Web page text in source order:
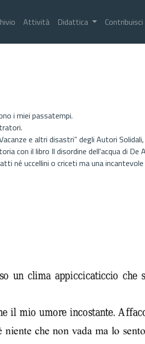
Attività Didattica Contribuisci
i miei passatempi.
e altri disastri” degli Autori
con il libro Il disordine dell'acqua di De
né uccellini o criceti ma una